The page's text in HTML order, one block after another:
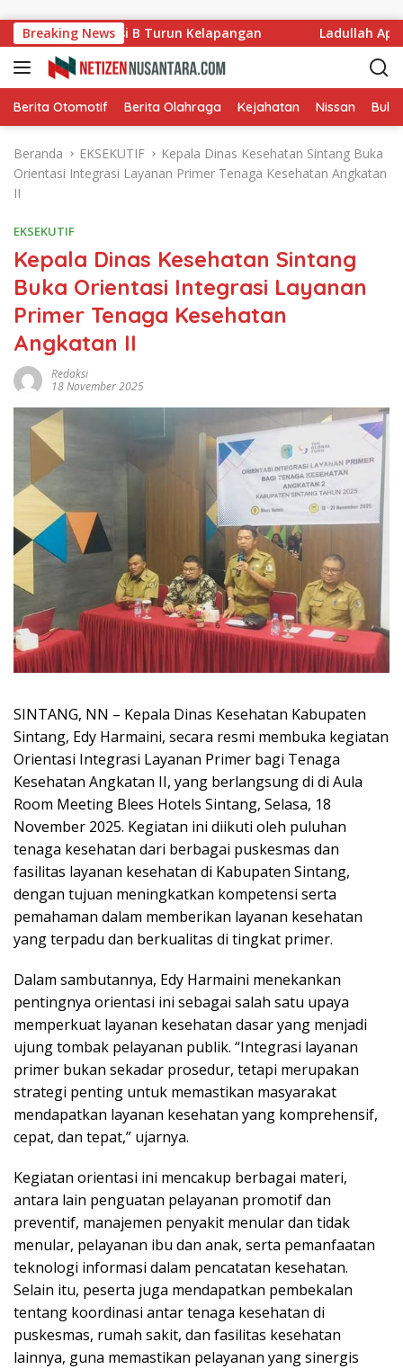
Breaking News
Komisi B Turun Kelapangan Ladullah Apresiasi
Berita Otomotif Berita Olahraga Kejahatan Nissan
Beranda EKSEKUTIF
Kepala Dinas Kesehatan Sintang Buka
Orientasi Integrasi Layanan Primer Tenaga Kesehatan Angkatan
II
EKSEKUTIF
Kepala Dinas Kesehatan Sintang
Buka Orientasi Integrasi Layanan
Primer Tenaga Kesehatan
Angkatan II
Redaksi
18 November 2025
SINTANG, NN – Kepala Dinas Kesehatan Kabupaten
Sintang, Edy Harmaini, secara resmi membuka kegiatan
Orientasi Integrasi Layanan Primer bagi Tenaga
Kesehatan Angkatan II, yang berlangsung di di Aula
Room Meeting Blees Hotels Sintang, Selasa, 18
November 2025. Kegiatan ini diikuti oleh puluhan
tenaga kesehatan dari berbagai puskesmas dan
fasilitas layanan kesehatan di Kabupaten Sintang,
dengan tujuan meningkatkan kompetensi serta
pemahaman dalam memberikan layanan kesehatan
yang terpadu dan berkualitas di tingkat primer.
Dalam sambutannya, Edy Harmaini menekankan
pentingnya orientasi ini sebagai salah satu upaya
memperkuat layanan kesehatan dasar yang menjadi
ujung tombak pelayanan publik. “Integrasi layanan
primer bukan sekadar prosedur, tetapi merupakan
strategi penting untuk memastikan masyarakat
mendapatkan layanan kesehatan yang komprehensif,
cepat, dan tepat,” ujarnya.
Kegiatan orientasi ini mencakup berbagai materi,
antara lain penguatan pelayanan promotif dan
preventif, manajemen penyakit menular dan tidak
menular, pelayanan ibu dan anak, serta pemanfaatan
teknologi informasi dalam pencatatan kesehatan.
Selain itu, peserta juga mendapatkan pembekalan
tentang koordinasi antar tenaga kesehatan di
puskesmas, rumah sakit, dan fasilitas kesehatan
lainnya, guna memastikan pelayanan yang sinergis